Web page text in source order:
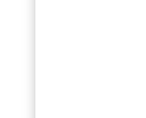
Gedanken
dieser
der 3. Klasse.
Seiten,